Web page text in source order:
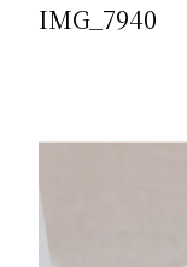
IMG_7940